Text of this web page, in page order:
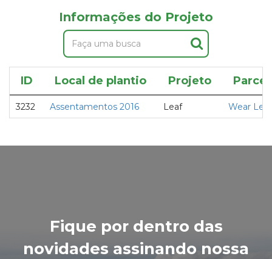
Informações do Projeto
ID Local de plantio Projeto
3232 Assentamentos 2016 Leaf Wear Leaf
Fique por dentro das
novidades assinando nossa